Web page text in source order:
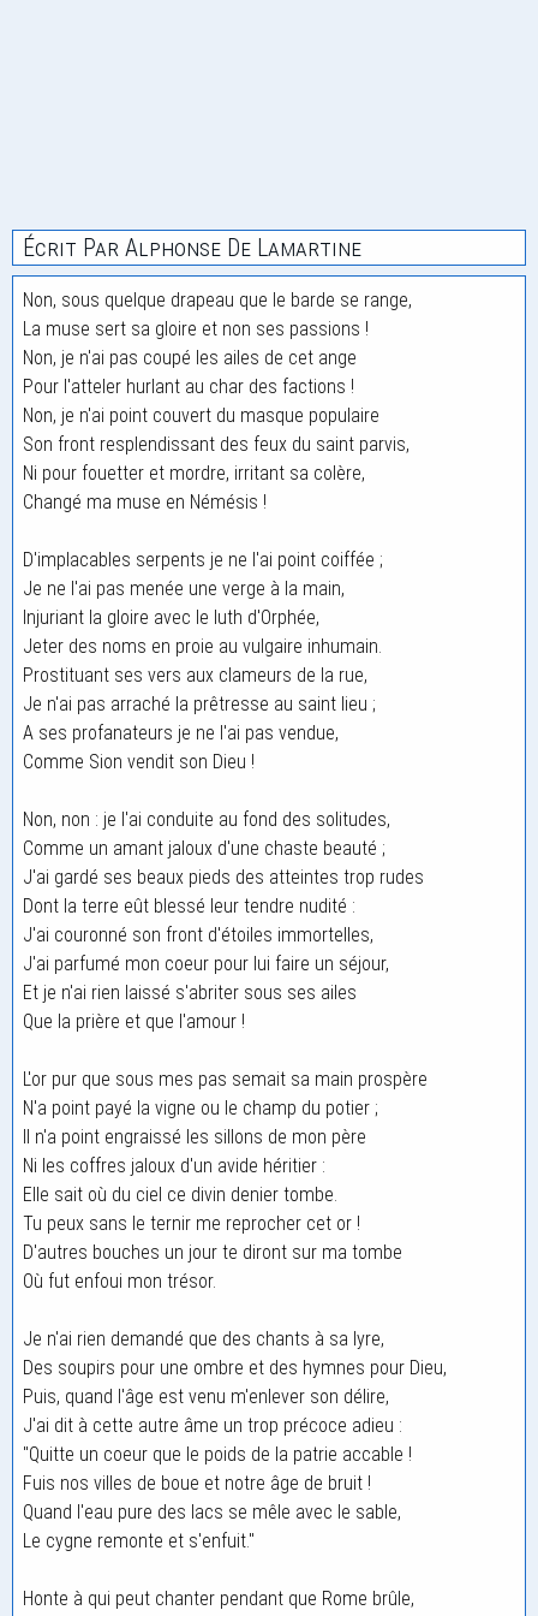
Écrit Par Alphonse De Lamartine
Non, sous quelque drapeau que le barde se range,
La muse sert sa gloire et non ses passions !
Non, je n'ai pas coupé les ailes de cet ange
Pour l'atteler hurlant au char des factions !
Non, je n'ai point couvert du masque populaire
Son front resplendissant des feux du saint parvis,
Ni pour fouetter et mordre, irritant sa colère,
Changé ma muse en Némésis !
D'implacables serpents je ne l'ai point coiffée ;
Je ne l'ai pas menée une verge à la main,
Injuriant la gloire avec le luth d'Orphée,
Jeter des noms en proie au vulgaire inhumain.
Prostituant ses vers aux clameurs de la rue,
Je n'ai pas arraché la prêtresse au saint lieu ;
A ses profanateurs je ne l'ai pas vendue,
Comme Sion vendit son Dieu !
Non, non : je l'ai conduite au fond des solitudes,
Comme un amant jaloux d'une chaste beauté ;
J'ai gardé ses beaux pieds des atteintes trop rudes
Dont la terre eût blessé leur tendre nudité :
J'ai couronné son front d'étoiles immortelles,
J'ai parfumé mon coeur pour lui faire un séjour,
Et je n'ai rien laissé s'abriter sous ses ailes
Que la prière et que l'amour !
L'or pur que sous mes pas semait sa main prospère
N'a point payé la vigne ou le champ du potier ;
Il n'a point engraissé les sillons de mon père
Ni les coffres jaloux d'un avide héritier :
Elle sait où du ciel ce divin denier tombe.
Tu peux sans le ternir me reprocher cet or !
D'autres bouches un jour te diront sur ma tombe
Où fut enfoui mon trésor.
Je n'ai rien demandé que des chants à sa lyre,
Des soupirs pour une ombre et des hymnes pour Dieu,
Puis, quand l'âge est venu m'enlever son délire,
J'ai dit à cette autre âme un trop précoce adieu :
"Quitte un coeur que le poids de la patrie accable !
Fuis nos villes de boue et notre âge de bruit !
Quand l'eau pure des lacs se mêle avec le sable,
Le cygne remonte et s'enfuit."
Honte à qui peut chanter pendant que Rome brûle,